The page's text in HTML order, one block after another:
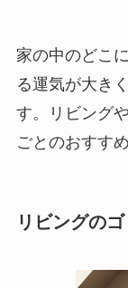
家の中のどこ
る運気が大き
す。リビング
ごとのおすす
リビングの